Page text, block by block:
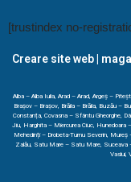
[trustindex no-
Creare site web |
Alba – Alba Iulia, Arad – Arad, Argeș –
Brașov – Brașov, Brăila – Brăila, Buzău –
Constanța, Covasna – Sfântu Gheorghe,
Jiu, Harghita – Miercurea Ciuc, Hunedoara
Mehedinți – Drobeta-Turnu Severin,
Zalău, Satu Mare – Satu Mare, Suceava
Vaslui,